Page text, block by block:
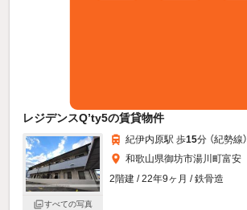
レジデンスQ’ty5の賃貸物件
すべての写真
紀伊内原駅 歩15分 （紀勢線）
和歌山県御坊市湯川町富安
2階建 / 22年9ヶ月 / 鉄骨造